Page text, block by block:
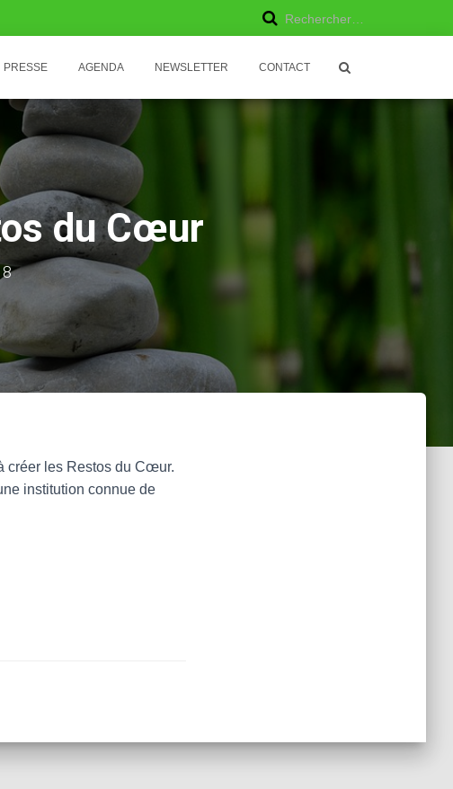
Rechercher…
PRESSE AGENDA NEWSLETTER CONTACT
du Cœur
créer les Restos du Cœur.
institution connue de